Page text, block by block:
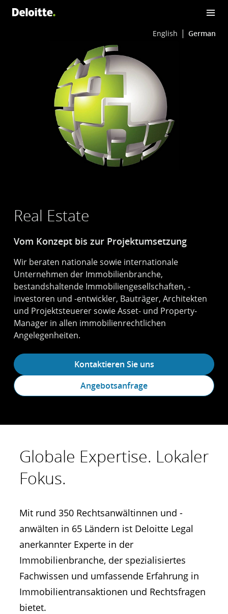
English German
Real Estate
Vom Konzept bis zur Projektumsetzung
Wir beraten nationale sowie internationale
Unternehmen der Immobilienbranche,
bestandshaltende Immobiliengesellschaften, -
investoren und -entwickler, Bauträger, Architekten
und Projektsteuerer sowie Asset- und Property-
Manager in allen immobilienrechtlichen
Angelegenheiten.
Kontaktieren Sie uns
Angebotsanfrage
Globale Expertise. Lokaler
Fokus.
Mit rund 350 Rechtsanwältinnen und -
anwälten in 65 Ländern ist Deloitte Legal
anerkannter Experte in der
Immobilienbranche, der spezialisiertes
Fachwissen und umfassende Erfahrung in
Immobilientransaktionen und Rechtsfragen
bietet.